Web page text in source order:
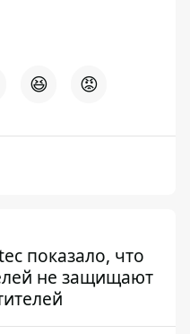
😆 😡
показало, что
не защищают